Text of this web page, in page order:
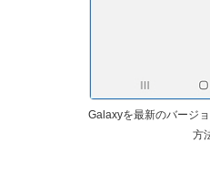
Galaxyを最新のバージ
方